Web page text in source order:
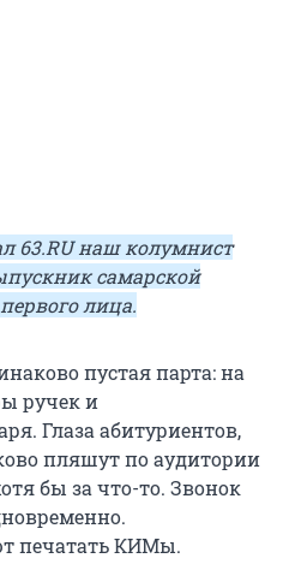
63.RUнаш колумнист
самарской
лица.
пустая парта: на
ручек и
Глаза абитуриентов,
пляшут по аудитории
бы за что-то. Звонок
печатать КИМы.